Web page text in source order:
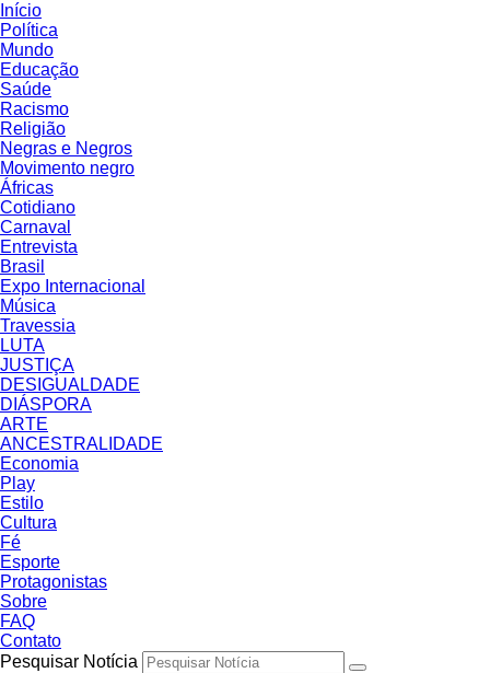
Início
Política
Mundo
Educação
Saúde
Racismo
Religião
Negras e Negros
Movimento negro
Áfricas
Cotidiano
Carnaval
Entrevista
Brasil
Expo Internacional
Música
Travessia
LUTA
JUSTIÇA
DESIGUALDADE
DIÁSPORA
ARTE
ANCESTRALIDADE
Economia
Play
Estilo
Cultura
Fé
Esporte
Protagonistas
Sobre
FAQ
Contato
Pesquisar Notícia